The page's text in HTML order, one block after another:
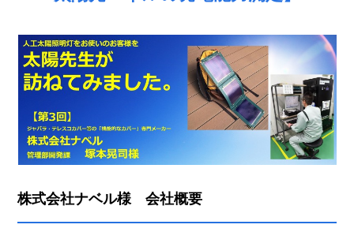
株式会社ナベル様 会社概要